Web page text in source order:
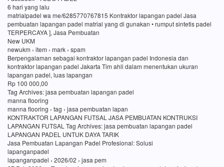
6 hari yang lalu
matrialpadel wa me/6285770767815 Kontraktor lapangan padel Jasa
pembuatan lapangan padel matrial yang di gunakan • rumput sintetis padel
TERPERCAYA ], Jasa Pembuatan
New UKM
newukm › item › mark › spam
Berpengalaman sebagai kontraktor lapangan padel Indonesia dan
kontraktor lapangan padel Jakarta Tim ahli dalam menentukan ukuran
lapangan padel, luas lapangan
Rp 100 000,00
Tag Archives: jasa pembuatan lapangan padel
manna flooring
manna flooring › tag › jasa pembuatan lapan
KONTRAKTOR LAPANGAN FUTSAL JASA PEMBUATAN KONTRUKSI
LAPANGAN FUTSAL Tag Archives: jasa pembuatan lapangan padel
LAPANGAN PADEL UNTUK DAYA TARIK
Jasa Pembuatan Lapangan Padel Profesional: Solusi
lapanganpadel
lapanganpadel › 2026/02 › jasa pem